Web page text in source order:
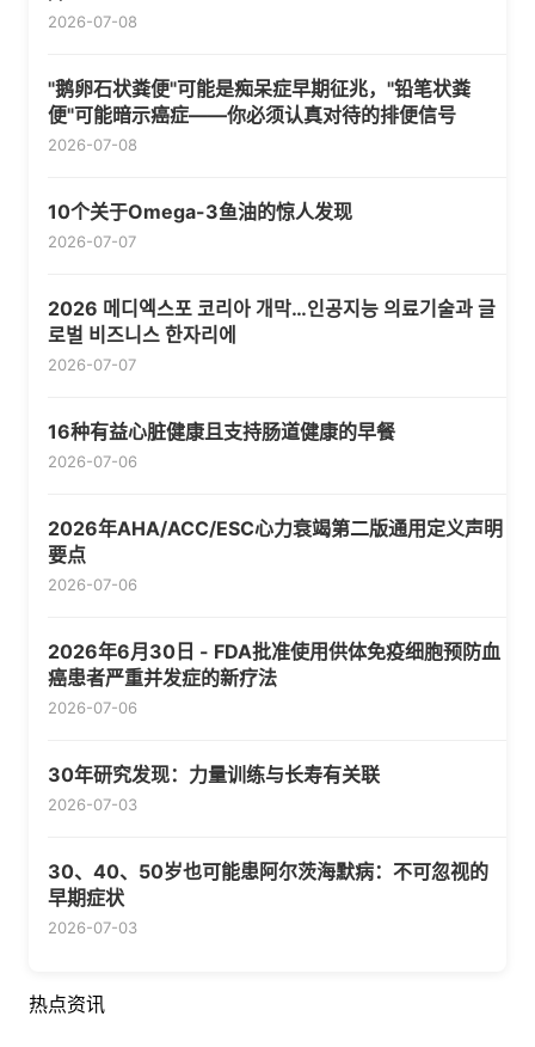
2026-07-08
"鹅卵石状粪便"可能是痴呆症早期征兆，"铅笔状粪
便"可能暗示癌症——你必须认真对待的排便信号
2026-07-08
10个关于Omega-3鱼油的惊人发现
2026-07-07
2026 메디엑스포 코리아 개막…인공지능 의료기술과 글
로벌 비즈니스 한자리에
2026-07-07
16种有益心脏健康且支持肠道健康的早餐
2026-07-06
2026年AHA/ACC/ESC心力衰竭第二版通用定义声明
要点
2026-07-06
2026年6月30日 - FDA批准使用供体免疫细胞预防血
癌患者严重并发症的新疗法
2026-07-06
30年研究发现：力量训练与长寿有关联
2026-07-03
30、40、50岁也可能患阿尔茨海默病：不可忽视的
早期症状
2026-07-03
热点资讯